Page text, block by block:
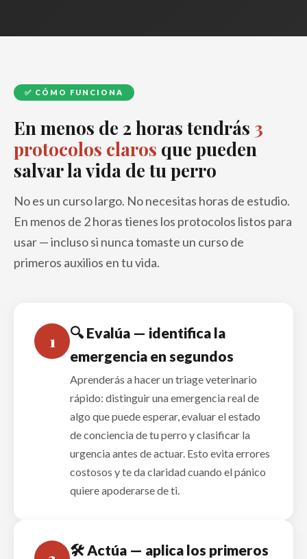
✅ CÓMO FUNCIONA
En menos de 2 horas tendrás 3
protocolos claros que pueden
salvar la vida de tu perro
No es un curso largo. No necesitas horas de estudio.
En menos de 2 horas tienes los protocolos listos para
usar — incluso si nunca tomaste un curso de
primeros auxilios en tu vida.
1
🔍 Evalúa — identifica la
emergencia en segundos
Aprenderás a hacer un triage veterinario
rápido: distinguir una emergencia real de
algo que puede esperar, evaluar el estado
de conciencia de tu perro y clasificar la
urgencia antes de actuar. Esto evita errores
costosos y te da claridad cuando el pánico
quiere apoderarse de ti.
🛠️ Actúa — aplica los primeros